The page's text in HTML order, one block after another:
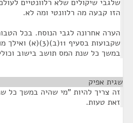
שלגבי שיקולים שלא רלוונטיים
הזו קבעה מה רלוונטי ומה לא.
הערה אחרונה לגבי הנוסח. בכל
שקבועות בסעיף
במשך כל שנת המס תושב בישוב
שגית אפיק
זה צריך להיות "מי שהיה במשך כל
זאת טעות.